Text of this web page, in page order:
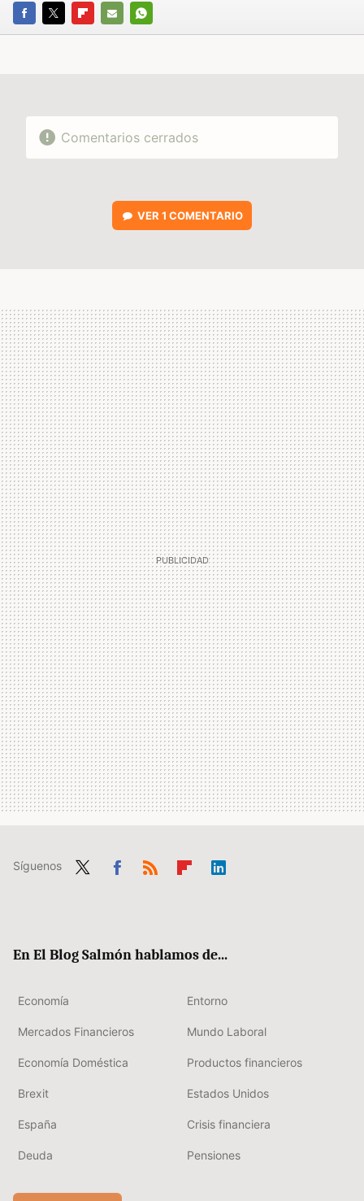
FACEBOOK
TWITTERFLIPBOARD
E-
WHATSAPP
Comentarios cerrados
VER 1 COMENTARIO
Síguenos
En El Blog Salmón hablamos de...
Economía Entorno
Mercados Financieros Mundo Laboral
Economía Doméstica Productos financieros
Brexit Estados Unidos
España Crisis financiera
Deuda Pensiones